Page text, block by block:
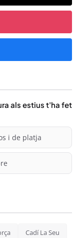
als estius t'ha fet
i de platja
Cadí La Seu